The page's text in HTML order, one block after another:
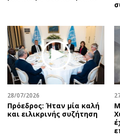
Προεδρικές 2023
Δημοσκοπήσεις
Διπλωματία
Αθλητισμός
Κύπρος
Ελλάδα
Διεθνή
28/07/2026
Πρόεδρος: Ήταν μία καλή
και ειλικρινής συζήτηση